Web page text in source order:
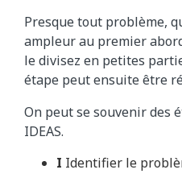
Presque tout problème,
ampleur au premier
le divisez en petites
étape peut ensuite être
On peut se souvenir des
IDEAS.
I Identifier le